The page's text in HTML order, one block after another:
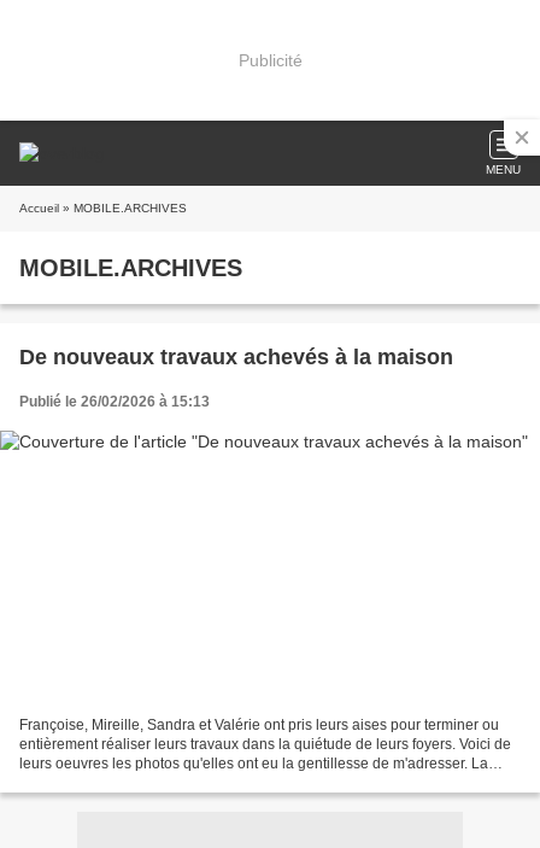
Publicité
MENU
Accueil » MOBILE.ARCHIVES
MOBILE.ARCHIVES
De nouveaux travaux achevés à la maison
Publié le 26/02/2026 à 15:13
Françoise, Mireille, Sandra et Valérie ont pris leurs aises pour terminer ou
entièrement réaliser leurs travaux dans la quiétude de leurs foyers. Voici de
leurs oeuvres les photos qu'elles ont eu la gentillesse de m'adresser. La